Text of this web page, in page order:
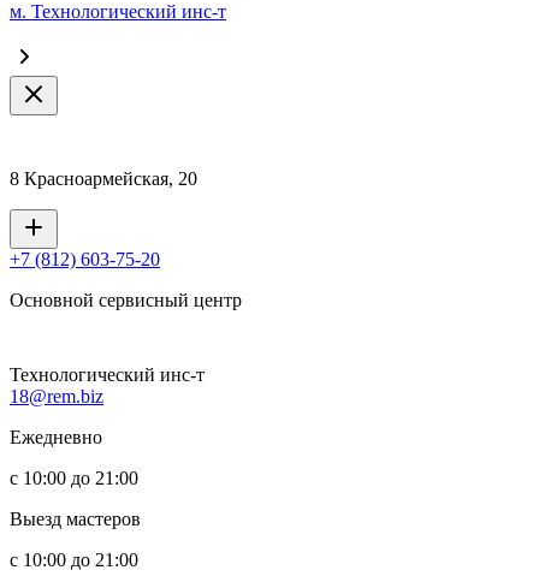
м. Технологический инс-т
8 Красноармейская, 20
+7 (812) 603-75-20
Основной сервисный центр
Технологический инс-т
18@rem.biz
Ежедневно
с 10:00 до 21:00
Выезд мастеров
с 10:00 до 21:00